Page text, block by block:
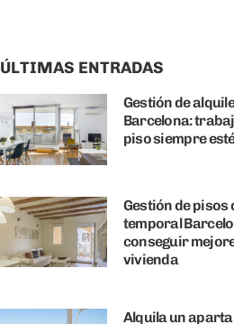
ÚLTIMAS ENTRADAS
Gestión de
Barcelona:
piso siempre
Gestión de pisos
temporal
conseguir
vivienda
Alquila un